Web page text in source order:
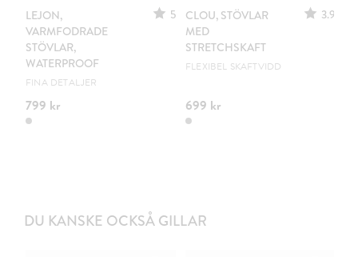
LEJON,
VARMFODRADE
STÖVLAR,
WATERPROOF
5
FINA DETALJER
799 kr
CLOU, STÖVLAR
MED
STRETCHSKAFT
3.9
FLEXIBEL SKAFTVIDD
699 kr
DU KANSKE OCKSÅ GILLAR